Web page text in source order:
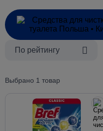
По рейтингу
Выбрано 1 товар